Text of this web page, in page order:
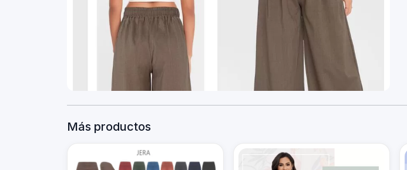
Más productos